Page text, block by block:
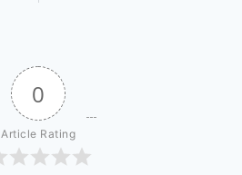
0
Article Rating